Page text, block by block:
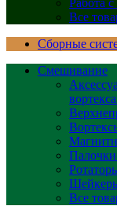
Работа
Все
Сборные
Смешивание
Все